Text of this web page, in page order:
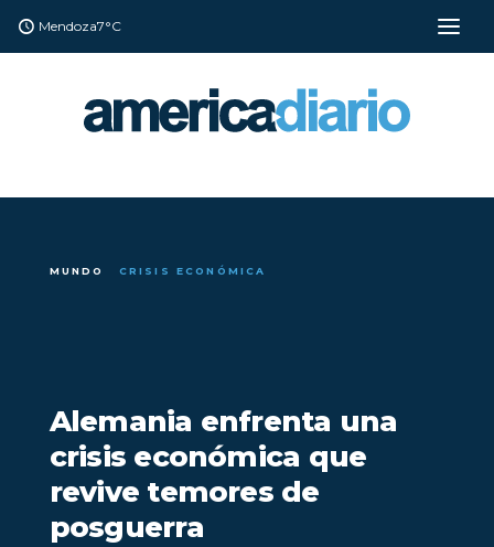
Mendoza7°C
MUNDO CRISIS ECONÓMICA
Alemania enfrenta una
crisis económica que
revive temores de
posguerra